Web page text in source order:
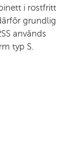
i rostfritt
grundlig
används
typ S.